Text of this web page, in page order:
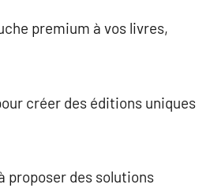
premium à vos livres,
créer des éditions uniques
proposer des solutions